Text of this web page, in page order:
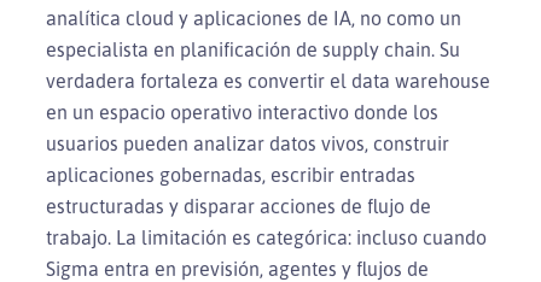
analítica cloud y aplicaciones de IA, no como un
especialista en planificación de supply chain. Su
verdadera fortaleza es convertir el data warehouse
en un espacio operativo interactivo donde los
usuarios pueden analizar datos vivos, construir
aplicaciones gobernadas, escribir entradas
estructuradas y disparar acciones de flujo de
trabajo. La limitación es categórica: incluso cuando
Sigma entra en previsión, agentes y flujos de